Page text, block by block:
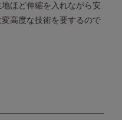
ほど伸縮を入れながら安
変高度な技術を要するので